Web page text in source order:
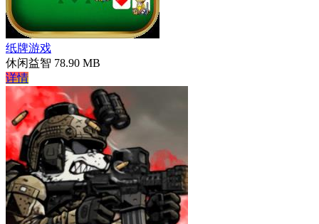
纸牌游戏
休闲益智 78.90 MB
详情